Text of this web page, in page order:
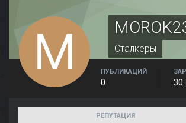
Сталкеры
ПУБЛИКАЦИЙ
0 30
РЕПУТАЦИЯ